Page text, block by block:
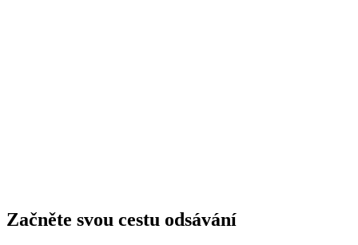
Začněte svou cestu odsávání